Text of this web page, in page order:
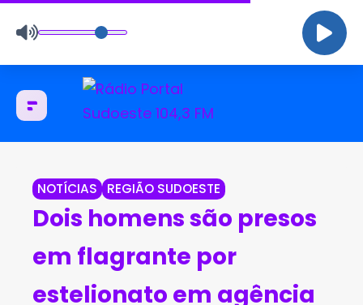
NOTÍCIAS REGIÃO SUDOESTE
Dois homens são presos
em flagrante por
estelionato em agência